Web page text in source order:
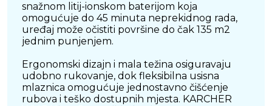
snažnom litij-ionskom baterijom koja
omogućuje do 45 minuta neprekidnog rada,
uređaj može očistiti površine do čak 135 m2
jednim punjenjem.
Ergonomski dizajn i mala težina osiguravaju
udobno rukovanje, dok fleksibilna usisna
mlaznica omogućuje jednostavno čišćenje
rubova i teško dostupnih mjesta. KARCHER